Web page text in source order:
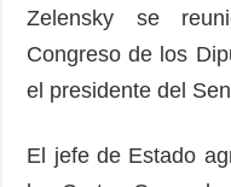
Zelensky se
Congreso de los
el presidente del
El jefe de Estado